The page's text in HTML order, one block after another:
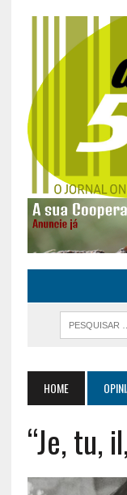
HOME
“Je, tu,